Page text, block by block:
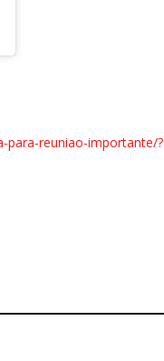
para-reuniao-importante/?